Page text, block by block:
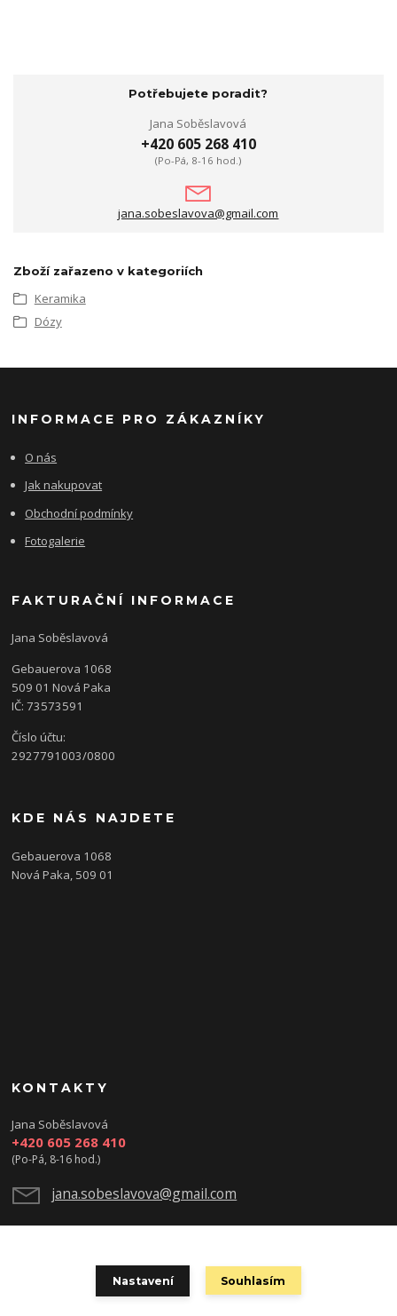
Potřebujete poradit?
Jana Soběslavová
+420 605 268 410
(Po-Pá, 8-16 hod.)
jana.sobeslavova@gmail.com
Zboží zařazeno v kategoriích
Keramika
Dózy
INFORMACE PRO ZÁKAZNÍKY
O nás
Jak nakupovat
Obchodní podmínky
Fotogalerie
FAKTURAČNÍ INFORMACE
Jana Soběslavová
Gebauerova 1068
509 01 Nová Paka
IČ: 73573591
Číslo účtu:
2927791003/0800
KDE NÁS NAJDETE
Gebauerova 1068
Nová Paka, 509 01
KONTAKTY
Jana Soběslavová
+420 605 268 410
(Po-Pá, 8-16 hod.)
jana.sobeslavova@gmail.com
Nastavení Souhlasím